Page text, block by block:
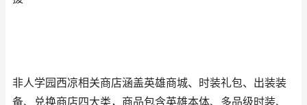
非人学园西凉相关商店涵盖英雄商城、时装礼包、出装装
备、兑换商店四大类，商品包含英雄本体、多品级时装、